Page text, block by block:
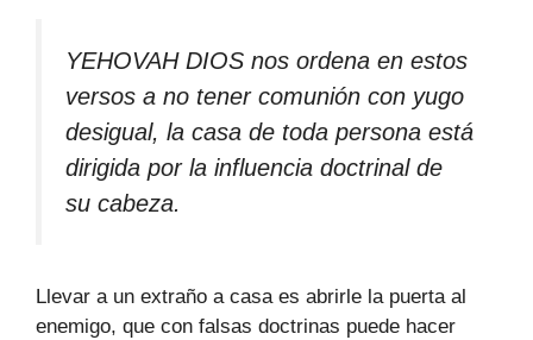
YEHOVAH DIOS nos ordena en estos
versos a no tener comunión con yugo
desigual, la casa de toda persona está
dirigida por la influencia doctrinal de
su cabeza.
Llevar a un extraño a casa es abrirle la puerta al
enemigo, que con falsas doctrinas puede hacer